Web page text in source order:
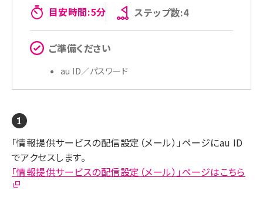
目安時間:5分 ステップ数:4
ご準備ください
au ID／パスワード
「情報提供サービスの配信設定（メール）」ページにau ID
でアクセスします。
「情報提供サービスの配信設定（メール）」ページはこちら